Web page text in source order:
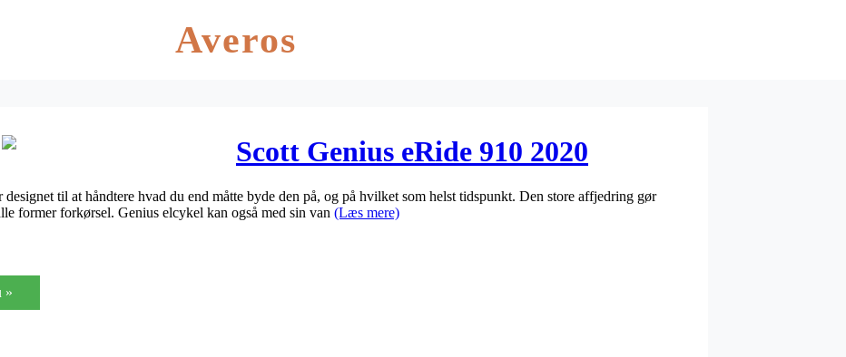
Averos
Scott Genius eRide 910 2020
til at håndtere hvad du end måtte byde den på, og på hvilket som helst tidspunkt. Den store affjedring gør
former forkørsel. Genius elcykel kan også med sin van (Læs mere)
»